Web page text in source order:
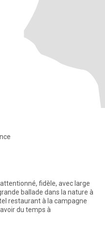
fidèle, avec large
ballade dans la nature à
restaurant à la campagne
du temps à